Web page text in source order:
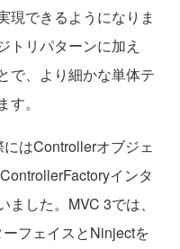
現できるようになりま
トリパターンに加え
で、より細かな単体テ
。
はControllerオブジェ
インタ
した。MVC 3では、
フェイスとNinjectを